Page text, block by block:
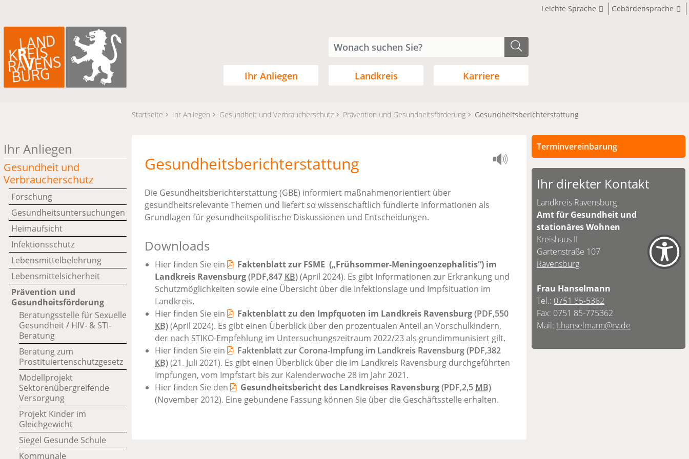
Leichte Sprache Gebärdensprache
Ihr Anliegen Landkreis Karriere
Startseite Ihr Anliegen Gesundheit und Verbraucherschutz Prävention und Gesundheitsförderung Gesundheitsberichterstattung
Ihr Anliegen
Gesundheit und
Verbraucherschutz
Forschung
Gesundheitsuntersuchungen
Heimaufsicht
Infektionsschutz
Lebensmittelbelehrung
Lebensmittelsicherheit
Prävention und
Gesundheitsförderung
Beratungsstelle für Sexuelle
Gesundheit / HIV- & STI-
Beratung
Beratung zum
Prostituiertenschutzgesetz
Modellprojekt
Sektorenübergreifende
Versorgung
Projekt Kinder im
Gleichgewicht
Siegel Gesunde Schule
Kommunale
Gesundheitsberichterstattung
Die Gesundheitsberichterstattung (GBE) informiert maßnahmenorientiert über
gesundheitsrelevante Themen und liefert so wissenschaftlich fundierte Informationen als
Grundlagen für gesundheitspolitische Diskussionen und Entscheidungen.
Downloads
Hier finden Sie ein
Faktenblatt zur FSME („Frühsommer-Meningoenzephalitis“) im
Landkreis Ravensburg(PDF,847 KB)(April 2024). Es gibt Informationen zur Erkrankung und
Schutzmöglichkeiten sowie eine Übersicht über die Infektionslage und Impfsituation im
Landkreis.
Hier finden Sie ein
Faktenblatt zu den Impfquoten im Landkreis Ravensburg(PDF,550
KB)(April 2024). Es gibt einen Überblick über den prozentualen Anteil an Vorschulkindern,
der nach STIKO-Empfehlung im Untersuchungszeitraum 2022/23 als grundimmunisiert gilt.
Hier finden Sie ein
Faktenblatt zur Corona-Impfung im Landkreis Ravensburg(PDF,382
KB)(21. Juli 2021). Es gibt einen Überblick über die im Landkreis Ravensburg durchgeführten
Impfungen, vom Impfstart bis zur Kalenderwoche 28 im Jahr 2021.
Hier finden Sie den
Gesundheitsbericht des Landkreises Ravensburg(PDF,2,5 MB)
(November 2012). Eine gebundene Fassung können Sie über die Geschäftsstelle erhalten.
Terminvereinbarung
Persönliche Termine sind nach
vorheriger Vereinbarung möglich.
unten.
Ihr direkter Kontakt
Landkreis Ravensburg
Amt für Gesundheit und
stationäres Wohnen
Kreishaus II
Gartenstraße 107
Ravensburg
Frau Hanselmann
Tel.: 0751 85-5362
Fax: 0751 85-775362
Mail: t.hanselmann@rv.de